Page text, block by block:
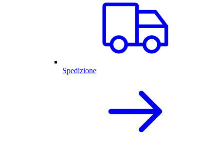
Spedizione